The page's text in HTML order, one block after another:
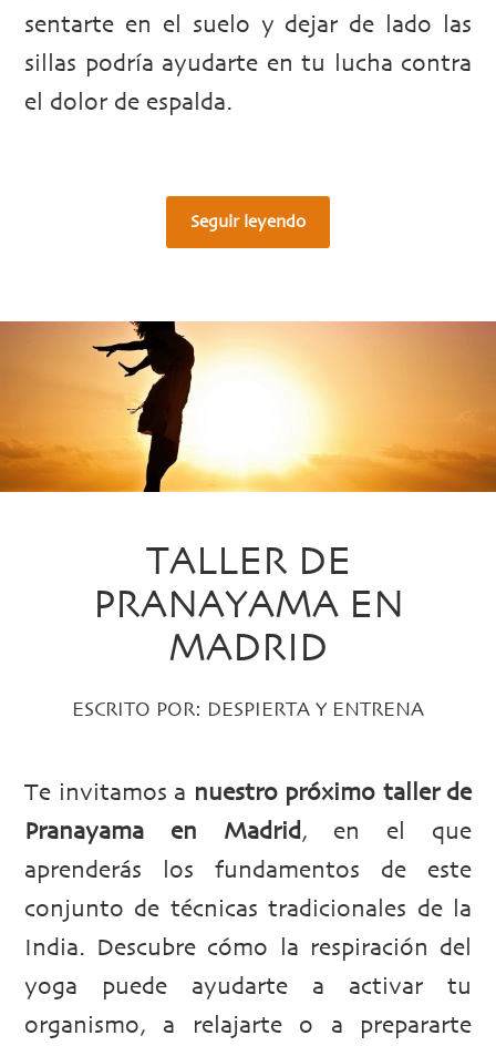
sentarte en el suelo y dejar de lado las
sillas podría ayudarte en tu lucha contra
el dolor de espalda.
Seguir leyendo
TALLER DE
PRANAYAMA EN
MADRID
ESCRITO POR: DESPIERTA Y ENTRENA
Te invitamos a nuestro próximo taller de
Pranayama en Madrid , en el que
aprenderás los fundamentos de este
conjunto de técnicas tradicionales de la
India. Descubre cómo la respiración del
yoga puede ayudarte a activar tu
organismo, a relajarte o a prepararte